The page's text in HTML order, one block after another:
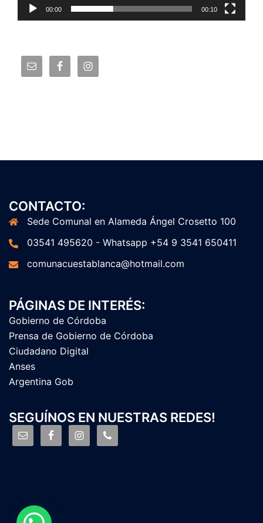
00:00 00:10
CONTACTO:
Sede Comunal en Alameda Ángel Crosetto 100
03541 495620 - Whatsapp +54 9 3541 650411
comunacuestablanca@hotmail.com
PÁGINAS DE INTERÉS:
Gobierno de Córdoba
Prensa de Gobierno de Córdoba
Ciudadano Digital
Anses
Argentina Gob
SEGUÍNOS EN NUESTRAS REDES!